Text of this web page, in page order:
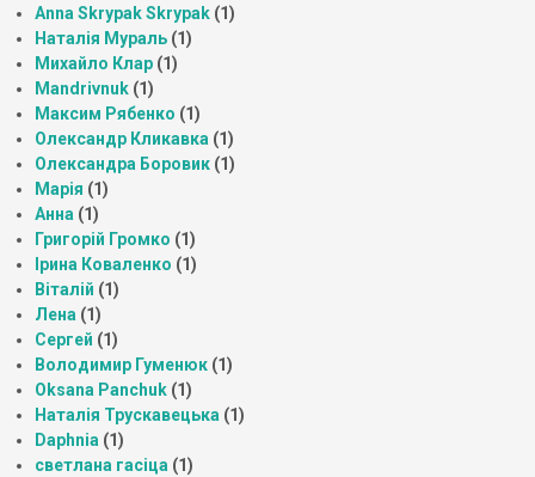
Anna Skrypak Skrypak (1)
Наталія Мураль (1)
Михайло Клар (1)
Mandrivnuk (1)
Максим Рябенко (1)
Олександр Кликавка (1)
Олександра Боровик (1)
Марія (1)
Анна (1)
Григорій Громко (1)
Ірина Коваленко (1)
Віталій (1)
Лена (1)
Сергей (1)
Володимир Гуменюк (1)
Oksana Panchuk (1)
Наталія Трускавецька (1)
Daphnia (1)
светлана гасіца (1)